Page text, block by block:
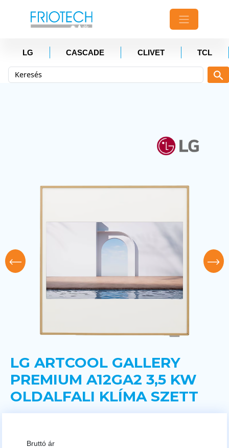
LG CASCADE CLIVET TCL
LG ARTCOOL GALLERY
PREMIUM A12GA2 3,5 KW
OLDALFALI KLÍMA SZETT
Bruttó ár